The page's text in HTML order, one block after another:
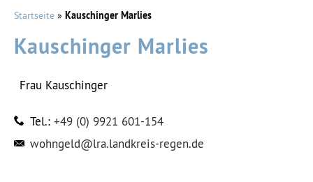
Startseite » Kauschinger Marlies
Kauschinger Marlies
Frau Kauschinger
Tel.: +49 (0) 9921 601-154
wohngeld@lra.landkreis-regen.de